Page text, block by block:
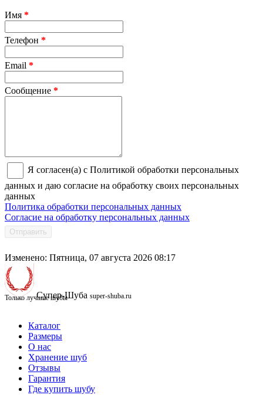
Имя *
Телефон *
Email *
Сообщение *
Я согласен(а) с Политикой обработки персональных
данных и даю согласие на обработку своих персональных
данных
Политика обработки персональных данных
Согласие на обработку персональных данных
Отправить
Изменено: Пятница, 07 августа 2026 08:17
Супер-Шуба super-shuba.ru
Только лучшие шубы
Каталог
Размеры
О нас
Хранение шуб
Отзывы
Гарантия
Где купить шубу